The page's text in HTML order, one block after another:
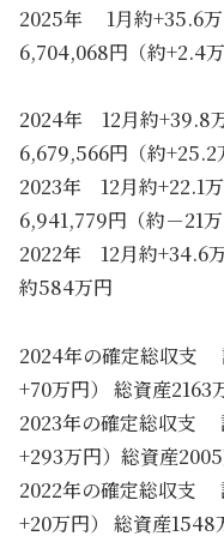
2025年 1月約+35.6万
6,704,068円（約+2.4万
2024年 12月約+39.8
6,679,566円（約+25.2
2023年 12月約+22.1
6,941,779円（約－21万
2022年 12月約+34.6
約584万円
2024年の確定総収支
+70万円） 総資産2163
2023年の確定総収支
+293万円）総資産
2022年の確定総収支
+20万円） 総資産1548